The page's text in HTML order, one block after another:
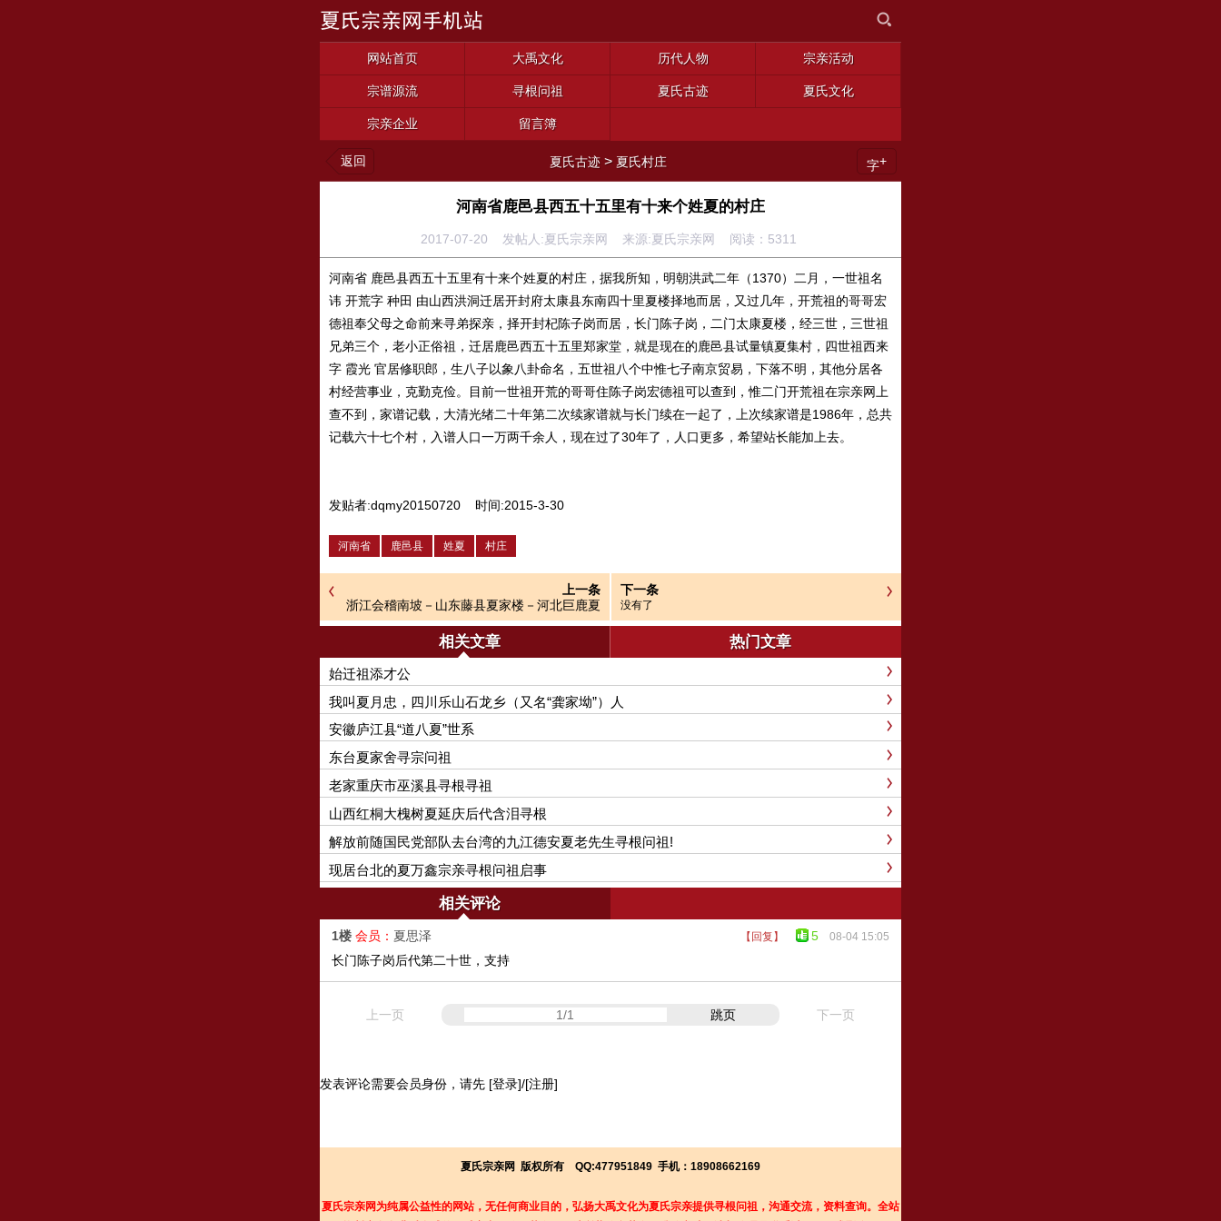
网站首页 大禹文化 历代人物 宗亲活动
宗谱源流 寻根问祖 夏氏古迹 夏氏文化
宗亲企业 留言簿
返回 夏氏古迹 > 夏氏村庄 字+
河南省鹿邑县西五十五里有十来个姓夏的村庄
2017-07-20 发帖人:夏氏宗亲网 来源:夏氏宗亲网 阅读： 5311
河南省 鹿邑县西五十五里有十来个姓夏的村庄，据我所知，明朝洪武二年（1370）二月，一世祖名
讳 开荒字 种田 由山西洪洞迁居开封府太康县东南四十里夏楼择地而居，又过几年，开荒祖的哥哥宏
德祖奉父母之命前来寻弟探亲，择开封杞陈子岗而居，长门陈子岗，二门太康夏楼，经三世，三世祖
兄弟三个，老小正俗祖，迁居鹿邑西五十五里郑家堂，就是现在的鹿邑县试量镇夏集村，四世祖西来
字 霞光 官居修职郎，生八子以象八卦命名，五世祖八个中惟七子南京贸易，下落不明，其他分居各
村经营事业，克勤克俭。目前一世祖开荒的哥哥住陈子岗宏德祖可以查到，惟二门开荒祖在宗亲网上
查不到，家谱记载，大清光绪二十年第二次续家谱就与长门续在一起了，上次续家谱是1986年，总共
记载六十七个村，入谱人口一万两千余人，现在过了30年了，人口更多，希望站长能加上去。
发贴者:dqmy20150720 时间:2015-3-30
河南省 鹿邑县 姓夏 村庄
上一条
浙江会稽南坡－山东藤县夏家楼－河北巨鹿夏
旧城
下一条
没有了
相关文章 热门文章
始迁祖添才公
我叫夏月忠，四川乐山石龙乡（又名“龚家坳”）人
安徽庐江县“道八夏”世系
东台夏家舍寻宗问祖
老家重庆市巫溪县寻根寻祖
山西红桐大槐树夏延庆后代含泪寻根
解放前随国民党部队去台湾的九江德安夏老先生寻根问祖!
现居台北的夏万鑫宗亲寻根问祖启事
相关评论
【回复】 5 08-04 15:05
1楼 会员： 夏思泽
长门陈子岗后代第二十世，支持
上一页 跳页 下一页
发表评论需要会员身份，请先 [登录]/[注册]
夏氏宗亲网 版权所有 QQ:477951849 手机：18908662169
夏氏宗亲网为纯属公益性的网站，无任何商业目的，弘扬大禹文化为夏氏宗亲提供寻根问祖，沟通交流，资料查询。 全站